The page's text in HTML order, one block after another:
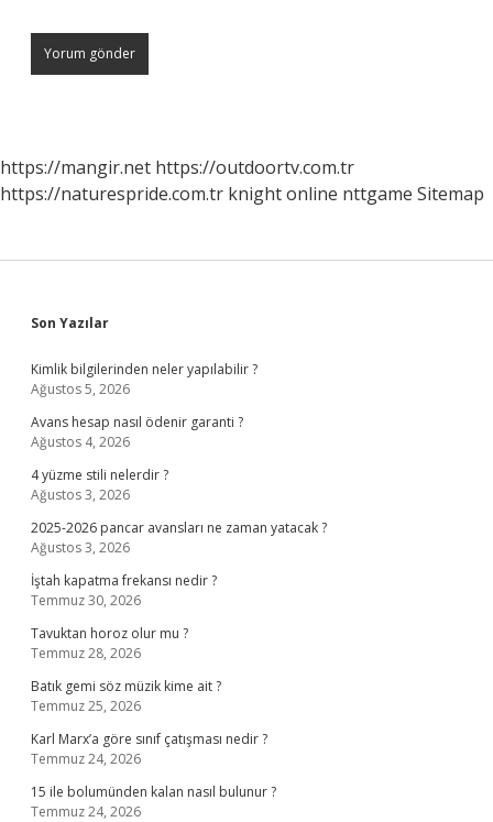
https://mangir.net https://outdoortv.com.tr
https://naturespride.com.tr knight online nttgame Sitemap
Sidebar
Son Yazılar
Kimlik bilgilerinden neler yapılabilir ?
Ağustos 5, 2026
Avans hesap nasıl ödenir garanti ?
Ağustos 4, 2026
4 yüzme stili nelerdir ?
Ağustos 3, 2026
2025-2026 pancar avansları ne zaman yatacak ?
Ağustos 3, 2026
İştah kapatma frekansı nedir ?
Temmuz 30, 2026
Tavuktan horoz olur mu ?
Temmuz 28, 2026
Batık gemi söz müzik kime ait ?
Temmuz 25, 2026
Karl Marx’a göre sınıf çatışması nedir ?
Temmuz 24, 2026
15 ile bolumünden kalan nasıl bulunur ?
Temmuz 24, 2026